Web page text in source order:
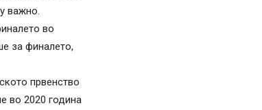
важно.
во
за финалето,
првенство
во 2020 година